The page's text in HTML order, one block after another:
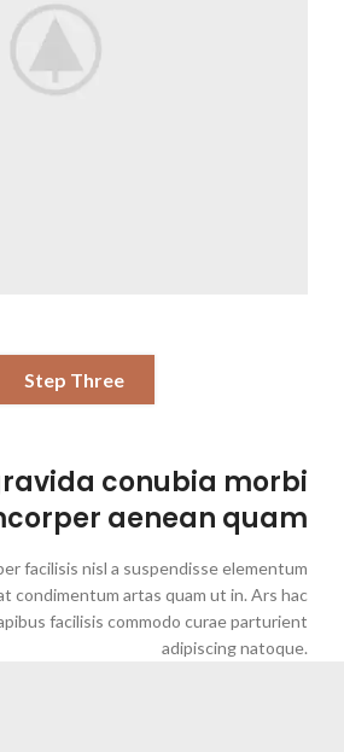
Step Three
conubia morbi
aenean quam
facilisis nisl a suspendisse elementum
condimentum artas quam ut in. Ars hac
facilisis commodo curae parturient
adipiscing natoque.